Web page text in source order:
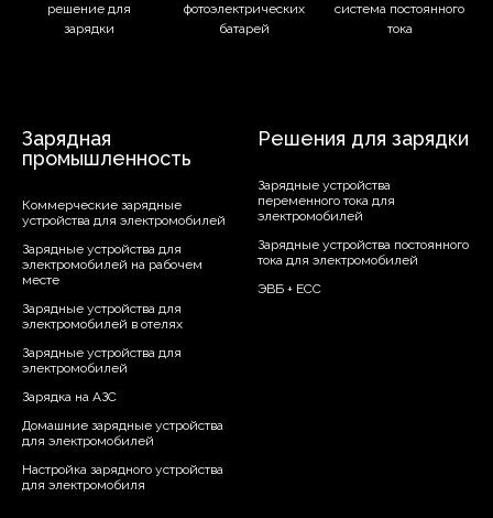
решение для
зарядки
фотоэлектрических
батарей
система постоянного
тока
Зарядная
промышленность
Коммерческие зарядные
устройства для электромобилей
Зарядные устройства для
электромобилей на рабочем
месте
Зарядные устройства для
электромобилей в отелях
Зарядные устройства для
электромобилей
Зарядка на АЗС
Домашние зарядные устройства
для электромобилей
Настройка зарядного устройства
для электромобиля
Решения для зарядки
Зарядные устройства
переменного тока для
электромобилей
Зарядные устройства постоянного
тока для электромобилей
ЭВБ + ЕСС